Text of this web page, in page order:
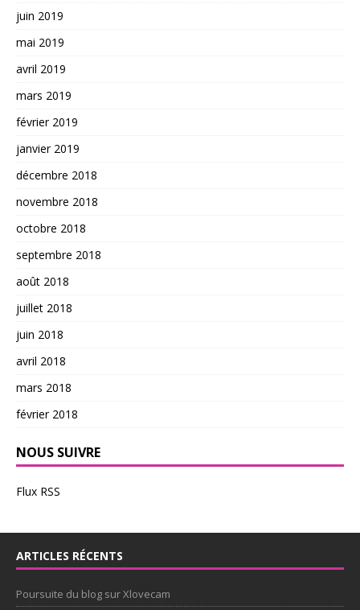
juin 2019
mai 2019
avril 2019
mars 2019
février 2019
janvier 2019
décembre 2018
novembre 2018
octobre 2018
septembre 2018
août 2018
juillet 2018
juin 2018
avril 2018
mars 2018
février 2018
NOUS SUIVRE
Flux RSS
ARTICLES RÉCENTS
Poursuite du blog sur Xlovecam